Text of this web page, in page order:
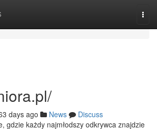
days ago News
Discuss
gdzie każdy najmłodszy odkrywca znajdzie